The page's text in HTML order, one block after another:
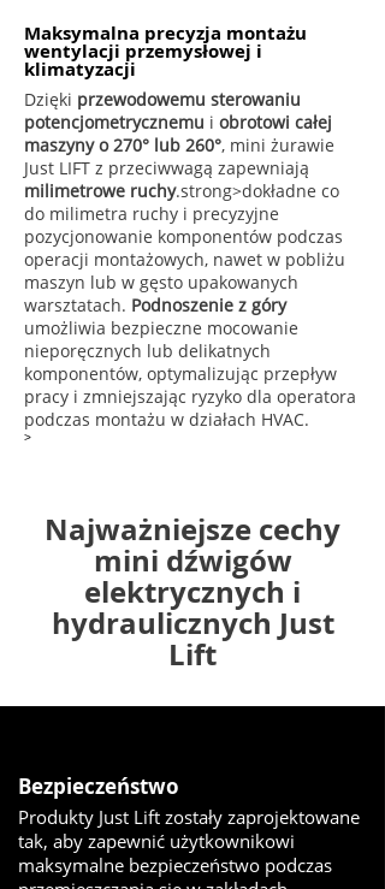
Maksymalna precyzja montażu
wentylacji przemysłowej i
klimatyzacji
Dzięki przewodowemu sterowaniu
potencjometrycznemu i obrotowi całej
maszyny o 270° lub 260°, mini żurawie
Just LIFT z przeciwwagą zapewniają
milimetrowe ruchy.strong>dokładne co
do milimetra ruchy i precyzyjne
pozycjonowanie komponentów podczas
operacji montażowych, nawet w pobliżu
maszyn lub w gęsto upakowanych
warsztatach. Podnoszenie z góry
umożliwia bezpieczne mocowanie
nieporęcznych lub delikatnych
komponentów, optymalizując przepływ
pracy i zmniejszając ryzyko dla operatora
podczas montażu w działach HVAC.
>
Najważniejsze cechy
mini dźwigów
elektrycznych i
hydraulicznych Just
Lift
Bezpieczeństwo
Produkty Just Lift zostały zaprojektowane
tak, aby zapewnić użytkownikowi
maksymalne bezpieczeństwo podczas